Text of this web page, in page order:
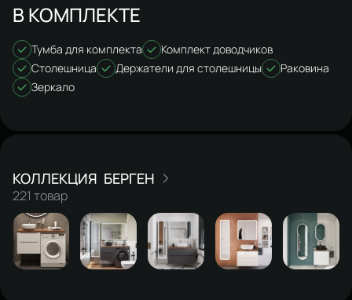
В КОМПЛЕКТЕ
Тумба для комплекта
Комплект доводчиков
Столешница
Держатели для столешницы
Раковина
Зеркало
БЕРГЕН
221 товар